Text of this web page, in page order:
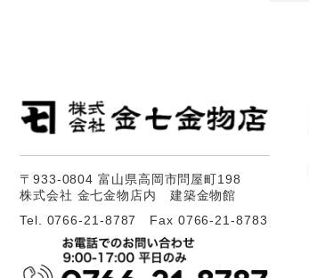
〒933-0804 富山県高岡市問屋町198
株式会社 金七金物店内 建築金物館
Tel. 0766-21-8787 Fax 0766-21-8783